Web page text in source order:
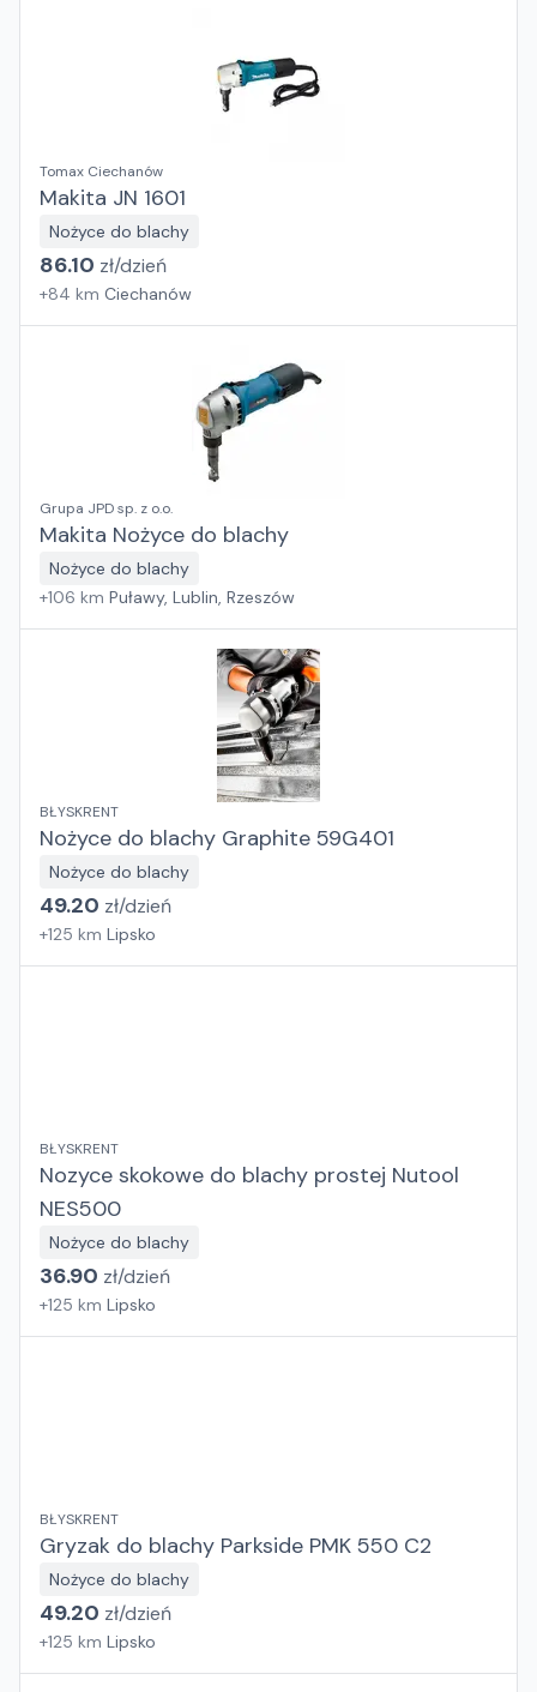
Tomax Ciechanów
Makita JN 1601
Nożyce do blachy
86.10 zł/dzień
+84 km Ciechanów
Grupa JPD sp. z o.o.
Makita Nożyce do blachy
Nożyce do blachy
+106 km Puławy, Lublin, Rzeszów
BŁYSKRENT
Nożyce do blachy Graphite 59G401
Nożyce do blachy
49.20 zł/dzień
+125 km Lipsko
BŁYSKRENT
Nozyce skokowe do blachy prostej Nutool
NES500
Nożyce do blachy
36.90 zł/dzień
+125 km Lipsko
BŁYSKRENT
Gryzak do blachy Parkside PMK 550 C2
Nożyce do blachy
49.20 zł/dzień
+125 km Lipsko